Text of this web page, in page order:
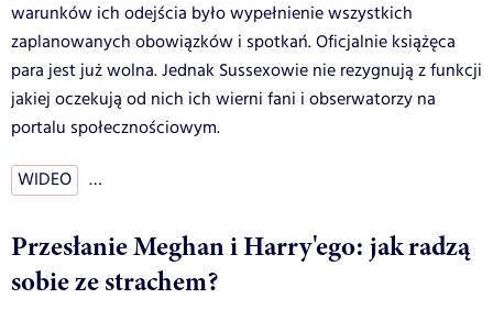
warunków ich odejścia było wypełnienie wszystkich
zaplanowanych obowiązków i spotkań. Oficjalnie książęca
para jest już wolna. Jednak Sussexowie nie rezygnują z funkcji
jakiej oczekują od nich ich wierni fani i obserwatorzy na
portalu społecznościowym.
WIDEO …
Przesłanie Meghan i Harry'ego: jak radzą
sobie ze strachem?